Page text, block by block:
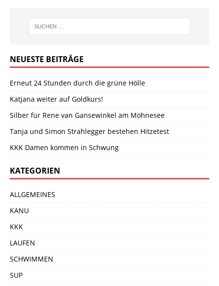
NEUESTE BEITRÄGE
Erneut 24 Stunden durch die grüne Hölle
Katjana weiter auf Goldkurs!
Silber für Rene van Gansewinkel am Möhnesee
Tanja und Simon Strahlegger bestehen Hitzetest
KKK Damen kommen in Schwung
KATEGORIEN
ALLGEMEINES
KANU
KKK
LAUFEN
SCHWIMMEN
SUP